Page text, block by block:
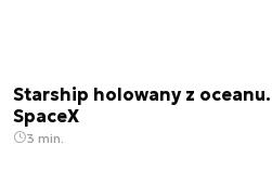
Starship holowany z
SpaceX
3 min.